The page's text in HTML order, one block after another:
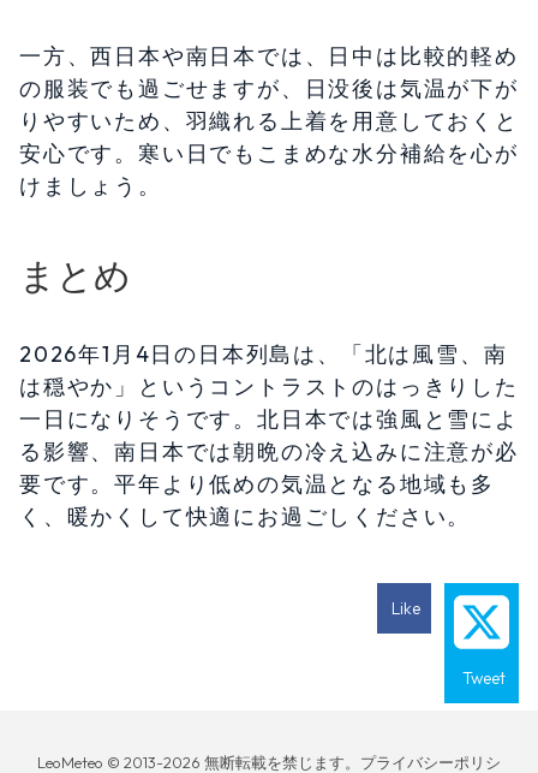
一方、西日本や南日本では、日中は比較的軽め
の服装でも過ごせますが、日没後は気温が下が
りやすいため、羽織れる上着を用意しておくと
安心です。寒い日でもこまめな水分補給を心が
けましょう。
まとめ
2026年1月4日の日本列島は、「北は風雪、南
は穏やか」というコントラストのはっきりした
一日になりそうです。北日本では強風と雪によ
る影響、南日本では朝晩の冷え込みに注意が必
要です。平年より低めの気温となる地域も多
く、暖かくして快適にお過ごしください。
Like
Tweet
LeoMeteo © 2013-2026 無断転載を禁じます。プライバシーポリシ